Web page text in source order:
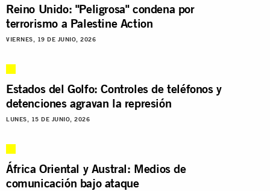
Reino Unido: "Peligrosa" condena por
terrorismo a Palestine Action
VIERNES, 19 DE JUNIO, 2026
Estados del Golfo: Controles de teléfonos y
detenciones agravan la represión
LUNES, 15 DE JUNIO, 2026
África Oriental y Austral: Medios de
comunicación bajo ataque